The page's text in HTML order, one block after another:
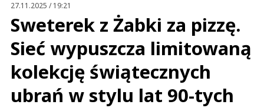
27.11.2025 / 19:21
Sweterek z Żabki za pizzę.
Sieć wypuszcza limitowaną
kolekcję świątecznych
ubrań w stylu lat 90-tych